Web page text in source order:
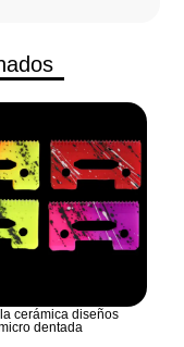
cerámica diseños
dentada